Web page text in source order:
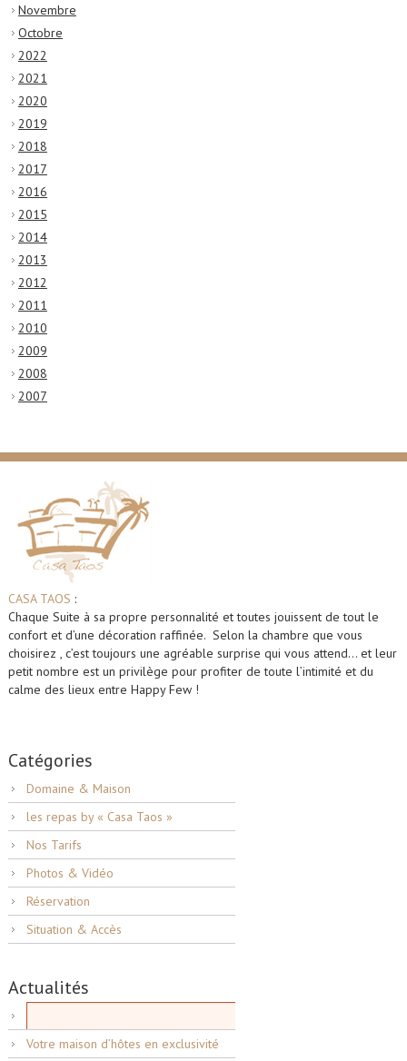
Novembre
Octobre
2022
2021
2020
2019
2018
2017
2016
2015
2014
2013
2012
2011
2010
2009
2008
2007
CASA TAOS :
Chaque Suite à sa propre personnalité et toutes jouissent de tout le
confort et d’une décoration raffinée. Selon la chambre que vous
choisirez , c’est toujours une agréable surprise qui vous attend… et leur
petit nombre est un privilège pour profiter de toute l’intimité et du
calme des lieux entre Happy Few !
Catégories
Domaine & Maison
les repas by « Casa Taos »
Nos Tarifs
Photos & Vidéo
Réservation
Situation & Accès
Actualités
Votre maison d’hôtes en exclusivité